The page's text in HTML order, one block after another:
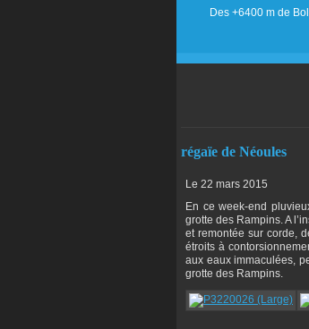
Des +6400 m de
régaïe de Néoules
Le 22 mars 2015
En ce week-end
grotte des Rampins. A
et remontée sur corde,
étroits à
aux eaux immaculées,
grotte des Rampins.